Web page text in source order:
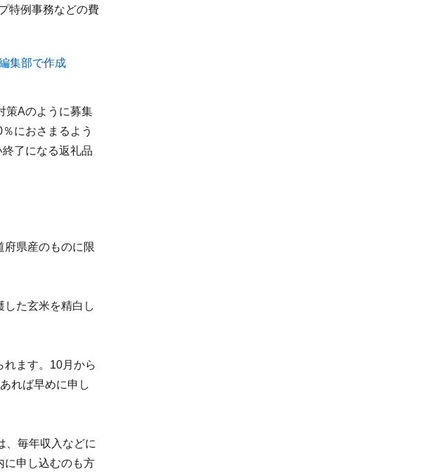
特例事務などの費
策Aのように募集
におさまるよう
了になる返礼品
府県産のものに限
た玄米を精白し
ます。10月から
れば早めに申し
、毎年収入などに
に申し込むのも方